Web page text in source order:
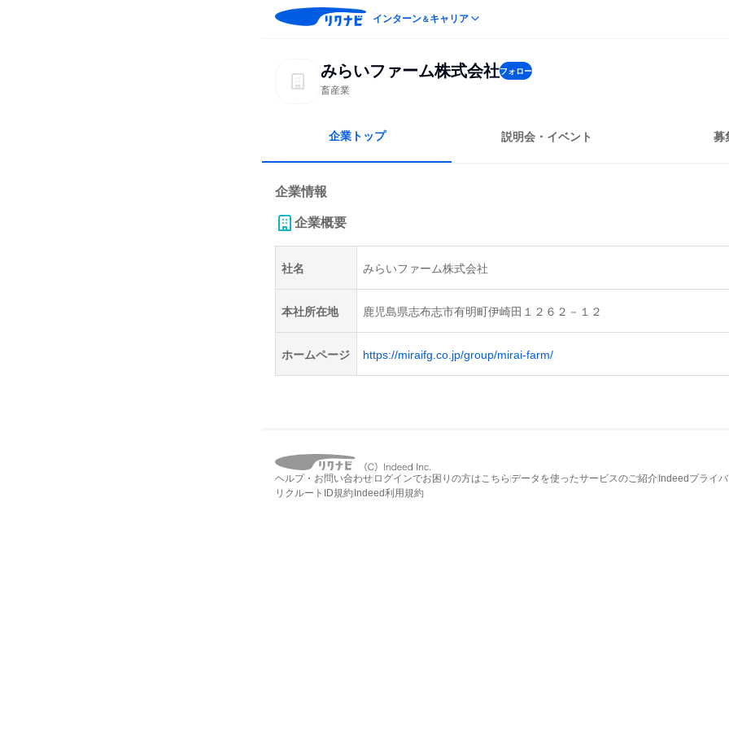
インターン＆キャリア
みらいファーム株式会社フォロー
畜産業
企業トップ 説明会・イベント 募
企業情報
企業概要
社名 みらいファーム株式会社
本社所在地 鹿児島県志布志市有明町伊崎田１２６２－１２
ホームページ https://miraifg.co.jp/group/mirai-farm/
ヘルプ・お問い合わせ ログインでお困りの方はこちら データを使ったサービスのご紹介 Indeedプライ
リクルートID規約 Indeed利用規約